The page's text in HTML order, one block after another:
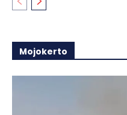
Mojokerto